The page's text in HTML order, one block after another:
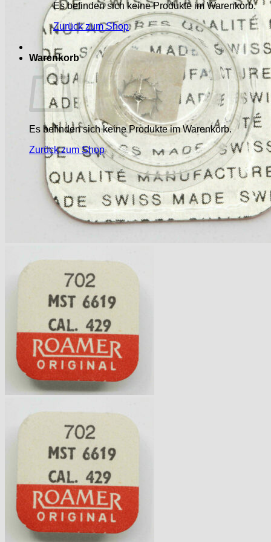
Es befinden sich keine Produkte im Warenkorb.
Zurück zum Shop
Warenkorb
Es befinden sich keine Produkte im Warenkorb.
Zurück zum Shop